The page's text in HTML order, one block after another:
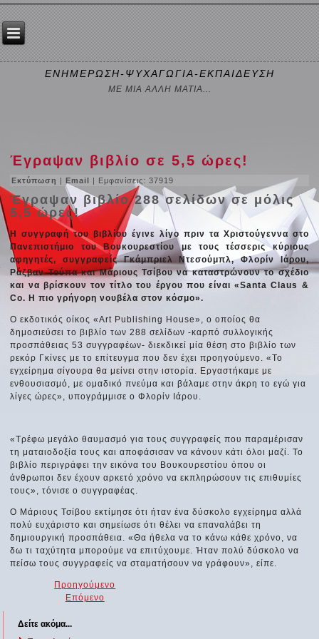
ΕΝΗΜΕΡΩΣΗ-ΨΥΧΑΓΩΓΙΑ-ΕΚΠΑΙΔΕΥΣΗ
ΜΕ ΜΙΑ ΑΛΛΗ ΜΑΤΙΑ...
Έγραψαν βιβλίο σε 5,5 ώρες!
Εκτύπωση |Email | Εμφανίσεις: 37919
Έγραψαν βιβλίο 288 σελίδων σε μόλις
5,5 ώρες!
Η συγγραφή του βιβλίου έγινε λίγο πριν τα Χριστούγεννα στο
Πανεπιστήμιο του Βουκουρεστίου με τους τέσσερις κύριους
αφηγητές, συγγραφείς Γκάμπριελ Ντεσούμπλ, Φλορίν Ιάρου,
Ράζβαν Τούπα και Μάριους Τσίβου να καταστρώνουν το σχέδιο
και να βρίσκουν τον τίτλο του έργου που είναι «Santa Claus &
Co. Η πιο γρήγορη νουβέλα στον κόσμο».
Ο εκδοτικός οίκος «Art Publishing House», ο οποίος θα
δημοσιεύσει το βιβλίο των 288 σελίδων -καρπό συλλογικής
προσπάθειας 53 συγγραφέων- διεκδικεί μία θέση στο βιβλίο των
ρεκόρ Γκίνες με το επίτευγμα που δεν έχει προηγούμενο. «Το
εγχείρημα σίγουρα θα μείνει στην ιστορία. Εργαστήκαμε με
ενθουσιασμό, με ομαδικό πνεύμα και βάλαμε στην άκρη το εγώ για
λίγες ώρες», υπογράμμισε ο Φλορίν Ιάρου.
«Τρέφω μεγάλο θαυμασμό για τους συγγραφείς που παραμέρισαν
τη ματαιοδοξία τους και αποφάσισαν να κάνουν κάτι όλοι μαζί. Το
βιβλίο περιγράφει την εικόνα του Βουκουρεστίου όπου οι
άνθρωποι δεν έχουν αρκετό χρόνο να εκπληρώσουν τις επιθυμίες
τους», τόνισε ο συγγραφέας.
Ο Μάριους Τσίβου εκτίμησε ότι ήταν ένα δύσκολο εγχείρημα αλλά
πολύ ευχάριστο και σημείωσε ότι θέλει να επαναλάβει τη
δημιουργική προσπάθεια. «Θα ήθελα να το κάνω κάθε χρόνο, να
δω τι ταχύτητα μπορούμε να επιτύχουμε. Ήταν πολύ δύσκολο να
πείσω τους συγγραφείς να σταματήσουν να γράφουν», είπε.
Προηγούμενο
Επόμενο
Δείτε ακόμα...